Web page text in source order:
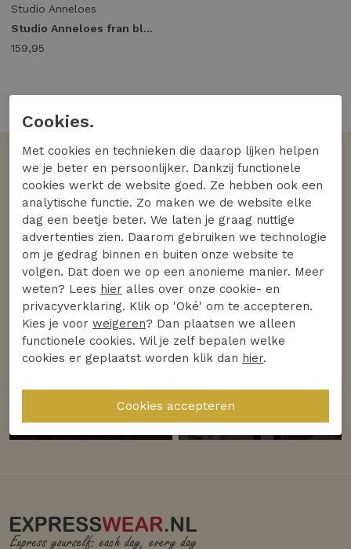
Studio Anneloes
Studio Anneloes fran blazer 94808 Blazers 8700 espresso
159,95
Volgens jullie
De favoriete merken
Bekijk alle merken
DSTREZZED
Ontdek
PME Legend
Cookies.
Met cookies en technieken die daarop lijken helpen
we je beter en persoonlijker. Dankzij functionele
cookies werkt de website goed. Ze hebben ook een
analytische functie. Zo maken we de website elke
dag een beetje beter. We laten je graag nuttige
advertenties zien. Daarom gebruiken we technologie
om je gedrag binnen en buiten onze website te
volgen. Dat doen we op een anonieme manier. Meer
weten? Lees hier alles over onze cookie- en
privacyverklaring. Klik op 'Oké' om te accepteren.
Kies je voor weigeren? Dan plaatsen we alleen
functionele cookies. Wil je zelf bepalen welke
cookies er geplaatst worden klik dan hier.